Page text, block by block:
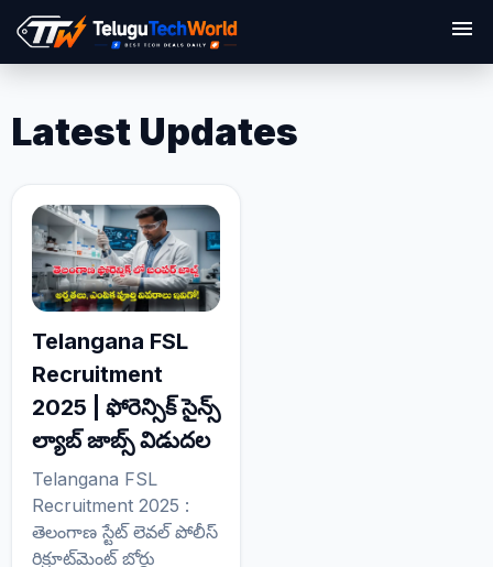
menu
Latest Updates
Telangana FSL
Recruitment
2025 | ఫోరెన్సిక్ సైన్స్
ల్యాబ్ జాబ్స్ విడుదల
Telangana FSL
Recruitment 2025 :
తెలంగాణ స్టేట్ లెవల్ పోలీస్
రిక్రూట్‌మెంట్ బోర్డు